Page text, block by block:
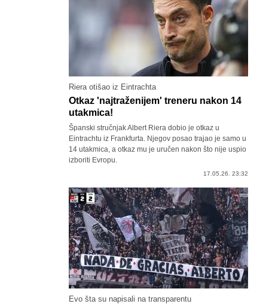
Riera otišao iz Eintrachta
Otkaz 'najtraženijem' treneru nakon 14
utakmica!
Španski stručnjak Albert Riera dobio je otkaz u
Eintrachtu iz Frankfurta. Njegov posao trajao je samo u
14 utakmica, a otkaz mu je uručen nakon što nije uspio
izboriti Evropu.
17.05.26. 23:32
Evo šta su napisali na transparentu